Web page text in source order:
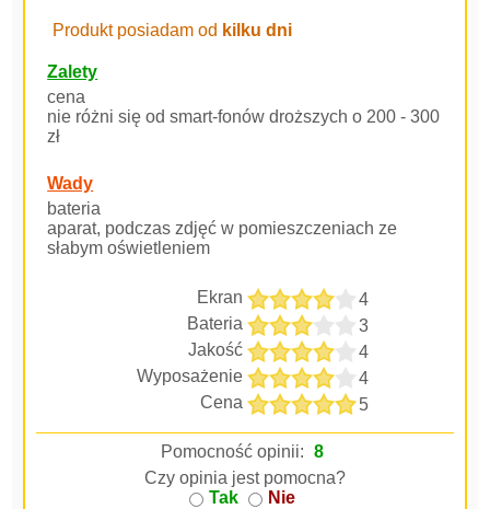
Produkt posiadam od kilku dni
Zalety
cena
nie różni się od smart-fonów droższych o 200 - 300
zł
Wady
bateria
aparat, podczas zdjęć w pomieszczeniach ze
słabym oświetleniem
Ekran
4
Bateria
3
Jakość
4
Wyposażenie
4
Cena
5
Pomocność opinii: 8
Czy opinia jest pomocna?
Tak
Nie